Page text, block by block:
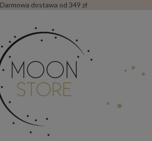
Darmowa dostawa od 349 zł